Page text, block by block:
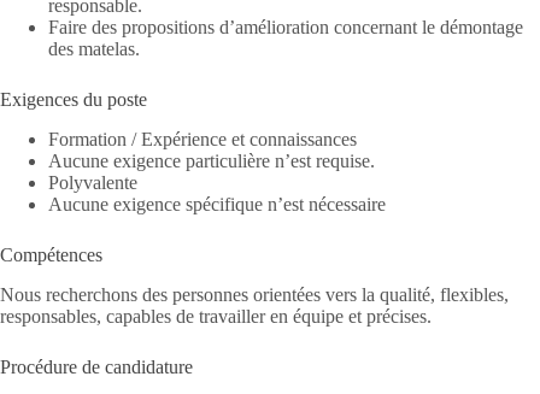
responsable.
Faire des propositions d’amélioration concernant le démontage
des matelas.
Exigences du poste
Formation / Expérience et connaissances
Aucune exigence particulière n’est requise.
Polyvalente
Aucune exigence spécifique n’est nécessaire
Compétences
Nous recherchons des personnes orientées vers la qualité, flexibles,
responsables, capables de travailler en équipe et précises.
Procédure de candidature